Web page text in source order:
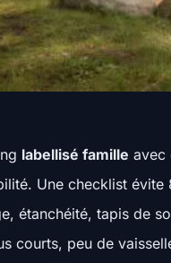
labellisé famille avec
Une checklist évite
étanchéité, tapis de
courts, peu de